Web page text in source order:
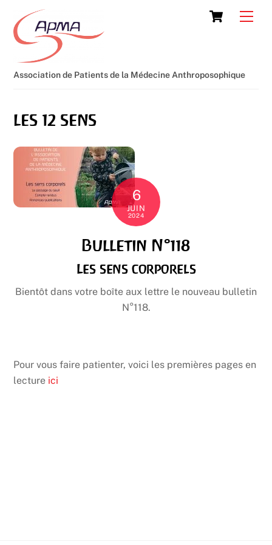
content
Cart
Association de Patients de la Médecine Anthroposophique
les 12 sens
6
JUIN
2024
Bulletin N°118
Les sens corporels
Bientôt dans votre boîte aux lettre le nouveau bulletin
N°118.
Pour vous faire patienter, voici les premières pages en
lecture ici